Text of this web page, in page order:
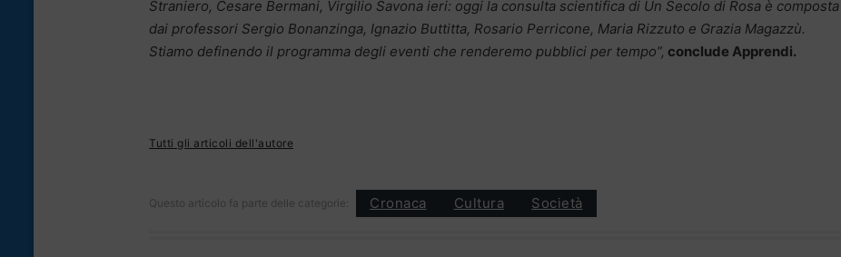
Straniero, Cesare Bermani, Virgilio Savona ieri: oggi la consulta scientifica di Un Secolo di Rosa è composta
dai professori Sergio Bonanzinga, Ignazio Buttitta, Rosario Perricone, Maria Rizzuto e Grazia Magazzù.
Stiamo definendo il programma degli eventi che renderemo pubblici per tempo”, conclude Apprendi.
Tutti gli articoli dell'autore
Questo articolo fa parte delle categorie: Cronaca Cultura Società